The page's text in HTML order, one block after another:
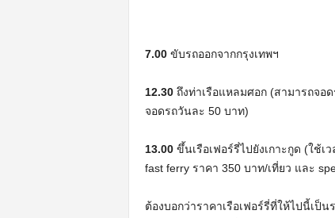
7.00ขับรถออกจากกรุงเทพฯ
12.30ถึงท่าเรือแหลมศอก (สามารถจอ
จอดรถวันละ 50 บาท)
13.00ขึ้นเรือเฟอร์รี่ไปยังเกาะกูด (ใช้เ
fast ferry ราคา 350 บาท/เที่ยว และ
ต้องบอกว่าราคาเรือเฟอร์รี่ที่ให้ไปนี้เป็